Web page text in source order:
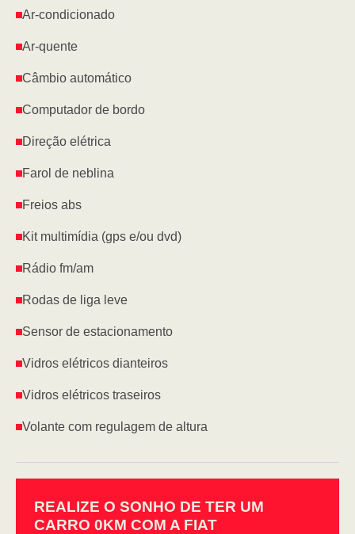
Ar-condicionado
Ar-quente
Câmbio automático
Computador de bordo
Direção elétrica
Farol de neblina
Freios abs
Kit multimídia (gps e/ou dvd)
Rádio fm/am
Rodas de liga leve
Sensor de estacionamento
Vidros elétricos dianteiros
Vidros elétricos traseiros
Volante com regulagem de altura
REALIZE O SONHO DE TER UM
CARRO 0KM COM A FIAT